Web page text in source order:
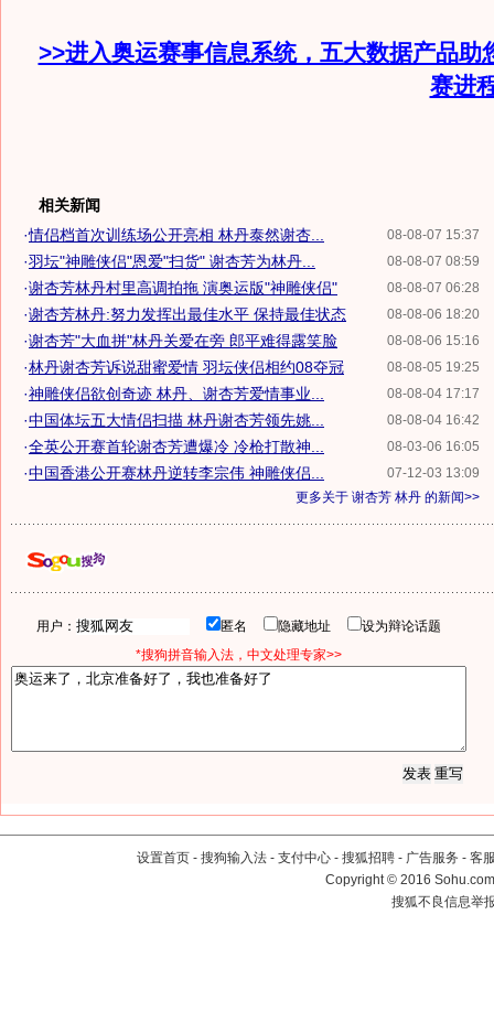
>>进入奥运赛事信息系统，五大数据产品助
赛进
相关新闻
08-08-07 15:37
·情侣档首次训练场公开亮相 林丹泰然谢杏...
08-08-07 08:59
·羽坛"神雕侠侣"恩爱"扫货" 谢杏芳为林丹...
08-08-07 06:28
·谢杏芳林丹村里高调拍拖 演奥运版"神雕侠侣"
08-08-06 18:20
·谢杏芳林丹:努力发挥出最佳水平 保持最佳状态
08-08-06 15:16
·谢杏芳"大血拼"林丹关爱在旁 郎平难得露笑脸
08-08-05 19:25
·林丹谢杏芳诉说甜蜜爱情 羽坛侠侣相约08夺冠
08-08-04 17:17
·神雕侠侣欲创奇迹 林丹、谢杏芳爱情事业...
08-08-04 16:42
·中国体坛五大情侣扫描 林丹谢杏芳领先姚...
08-03-06 16:05
·全英公开赛首轮谢杏芳遭爆冷 冷枪打散神...
07-12-03 13:09
·中国香港公开赛林丹逆转李宗伟 神雕侠侣...
更多关于 谢杏芳 林丹 的新闻>>
用户： 匿名 隐藏地址
设为辩论话题
*搜狗拼音输入法，中文处理专家>>
设置首页 - 搜狗输入法 - 支付中心 - 搜狐招聘 - 广告服务 - 客
Copyright©2016
搜狐不良信息举